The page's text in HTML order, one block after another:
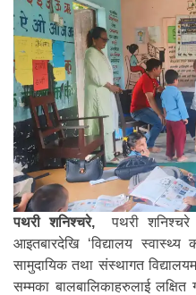
पथरी शनिश्चरे,पथरी
आइतबारदेखि ‘विद्यालय
सामुदायिक तथा संस्थागत
सम्मका बालबालिकाहरुलाई लक्षित